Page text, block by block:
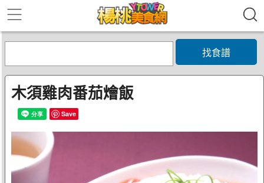
找食譜
木須雞肉番茄燴飯
Save